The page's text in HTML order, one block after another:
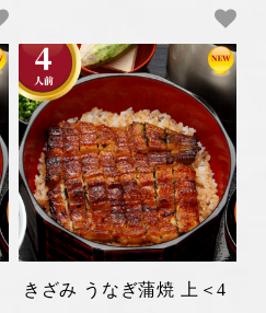
きざみ うなぎ蒲焼 上＜4